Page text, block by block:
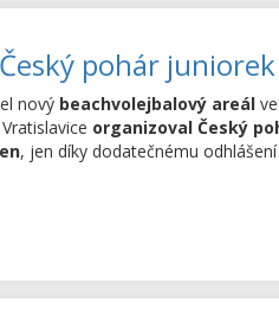
pohár
nový beachvolejbalový areál ve
organizoval Český
, jen díky dodatečnému